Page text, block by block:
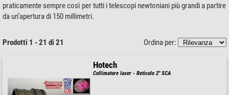
praticamente sempre così per tutti i telescopi newtoniani più grandi a partire
da un’apertura di 150 millimetri.
Prodotti 1 - 21 di 21 Ordina per:
Hotech
Collimatore laser - Reticolo 2" SCA